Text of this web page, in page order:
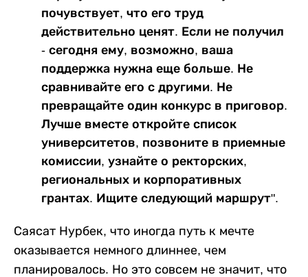
почувствует, что его труд
действительно ценят. Если не получил
- сегодня ему, возможно, ваша
поддержка нужна еще больше. Не
сравнивайте его с другими. Не
превращайте один конкурс в приговор.
Лучше вместе откройте список
университетов, позвоните в приемные
комиссии, узнайте о ректорских,
региональных и корпоративных
грантах. Ищите следующий маршрут".
Саясат Нурбек, что иногда путь к мечте
оказывается немного длиннее, чем
планировалось. Но это совсем не значит, что